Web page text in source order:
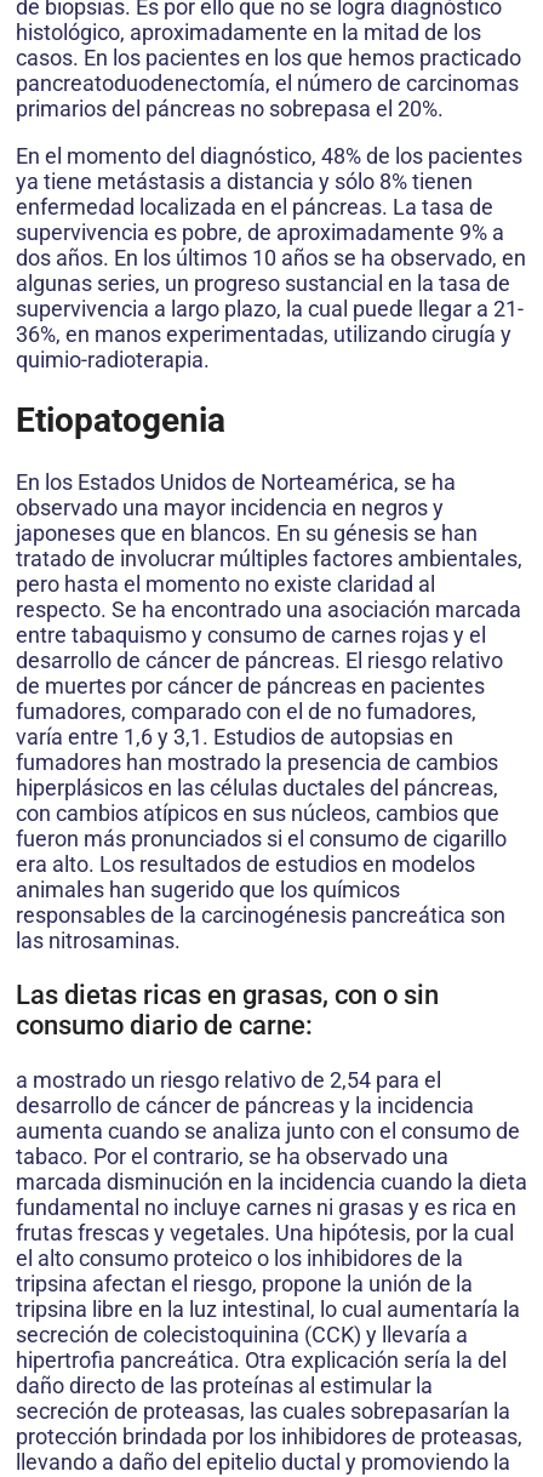
de biopsias. Es por ello que no se logra diagnóstico
histológico, aproximadamente en la mitad de los
casos. En los pacientes en los que hemos practicado
pancreatoduodenectomía, el número de carcinomas
primarios del páncreas no sobrepasa el 20%.
En el momento del diagnóstico, 48% de los pacientes
ya tiene metástasis a distancia y sólo 8% tienen
enfermedad localizada en el páncreas. La tasa de
supervivencia es pobre, de aproximadamente 9% a
dos años. En los últimos 10 años se ha observado, en
algunas series, un progreso sustancial en la tasa de
supervivencia a largo plazo, la cual puede llegar a 21-
36%, en manos experimentadas, utilizando cirugía y
quimio-radioterapia.
Etiopatogenia
En los Estados Unidos de Norteamérica, se ha
observado una mayor incidencia en negros y
japoneses que en blancos. En su génesis se han
tratado de involucrar múltiples factores ambientales,
pero hasta el momento no existe claridad al
respecto. Se ha encontrado una asociación marcada
entre tabaquismo y consumo de carnes rojas y el
desarrollo de cáncer de páncreas. El riesgo relativo
de muertes por cáncer de páncreas en pacientes
fumadores, comparado con el de no fumadores,
varía entre 1,6 y 3,1. Estudios de autopsias en
fumadores han mostrado la presencia de cambios
hiperplásicos en las células ductales del páncreas,
con cambios atípicos en sus núcleos, cambios que
fueron más pronunciados si el consumo de cigarillo
era alto. Los resultados de estudios en modelos
animales han sugerido que los químicos
responsables de la carcinogénesis pancreática son
las nitrosaminas.
Las dietas ricas en grasas, con o sin
consumo diario de carne:
a mostrado un riesgo relativo de 2,54 para el
desarrollo de cáncer de páncreas y la incidencia
aumenta cuando se analiza junto con el consumo de
tabaco. Por el contrario, se ha observado una
marcada disminución en la incidencia cuando la dieta
fundamental no incluye carnes ni grasas y es rica en
frutas frescas y vegetales. Una hipótesis, por la cual
el alto consumo proteico o los inhibidores de la
tripsina afectan el riesgo, propone la unión de la
tripsina libre en la luz intestinal, lo cual aumentaría la
secreción de colecistoquinina (CCK) y llevaría a
hipertrofia pancreática. Otra explicación sería la del
daño directo de las proteínas al estimular la
secreción de proteasas, las cuales sobrepasarían la
protección brindada por los inhibidores de proteasas,
llevando a daño del epitelio ductal y promoviendo la